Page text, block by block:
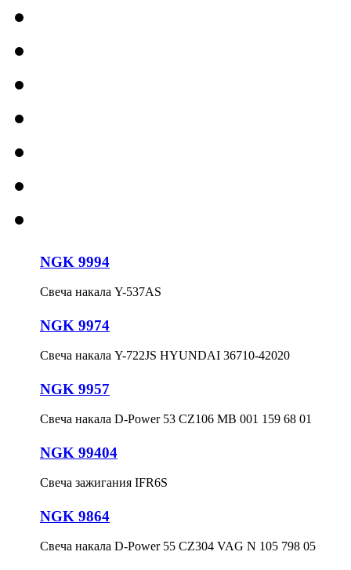
NGK 9994
Свеча накала Y-537AS
NGK 9974
Свеча накала Y-722JS HYUNDAI 36710-42020
NGK 9957
Свеча накала D-Power 53 CZ106 MB 001 159 68 01
NGK 99404
Свеча зажигания IFR6S
NGK 9864
Свеча накала D-Power 55 CZ304 VAG N 105 798 05